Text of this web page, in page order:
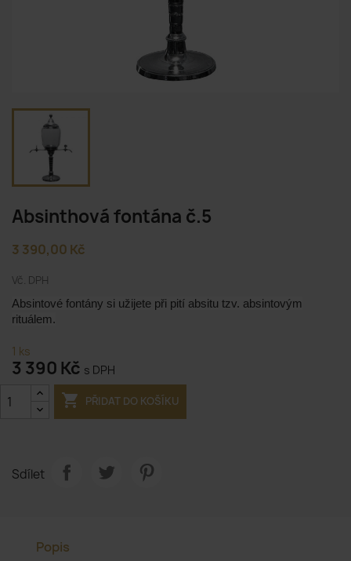
Absinthová fontána č.5
3 390,00 Kč
Vč. DPH
Absintové fontány si užijete při pití absitu tzv. absintovým
rituálem.
1 ks
3 390 Kč s DPH
 PŘIDAT DO KOŠÍKU
Sdílet
Popis